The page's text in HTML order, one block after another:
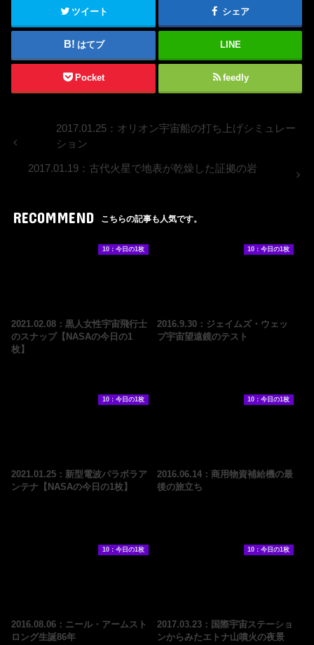
ツイート シェア
はてブ LINE
Pocket feedly
2017.01.25：オリオン宇宙船の打ち上げシミュレー
ション
2017.01.19：古代火星で地表が乾燥した証拠の岩
RECOMMEND こちらの記事も人気です。
10：今日の1枚
2021.02.08：黒人女性宇宙飛行士
のスナップ【NASAの今日の1
枚】
10：今日の1枚
2016.9.30：ジェイムズ・ウェッ
ブ宇宙望遠鏡のテスト
10：今日の1枚
2021.01.25：新型電波パラボラア
ンテナ【NASAの今日の1枚】
10：今日の1枚
2016.06.14：商用物資補給機の最
後の旅立ち
10：今日の1枚
2016.08.06：ニール・アームスト
ロング生誕86年
10：今日の1枚
2017.03.23：国際宇宙ステーショ
ンからみたエトナ山噴火の夜景